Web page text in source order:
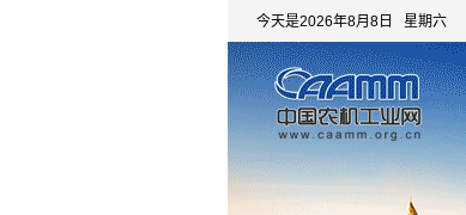
今天是2026年8月8日 星期六